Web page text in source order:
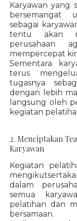
Karyawan yang
bersemangat
sebagai
tentu akan
perusahaan
mempercepat
Sementara
terus
tugasnya
dengan lebih
langsung oleh
kegiatan
2. Menciptakan
Karyawan
Kegiatan
dalam
semua
pelatihan dan
bersamaan.